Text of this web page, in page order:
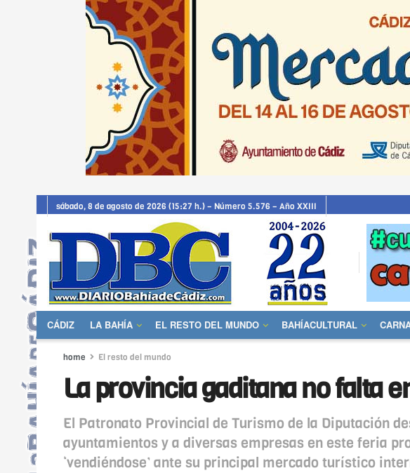
sábado, 8 de agosto de 2026 (15:27 h.) – Número 5.576 – Año XXIII
CÁDIZ LA BAHÍA EL RESTO DEL MUNDO BAHÍACULTURAL
home El resto del mundo
La provincia gaditana no falta
El Patronato Provincial de Turismo de la Diputación
ayuntamientos y a diversas empresas en este feria
‘vendiéndose’ ante su principal mercado turístico